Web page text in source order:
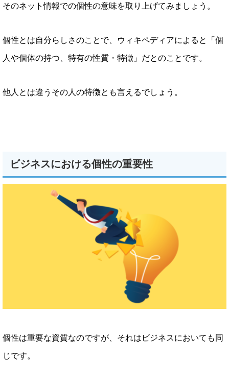
そのネット情報での個性の意味を取り上げてみましょう。
個性とは自分らしさのことで、ウィキペディアによると「個
人や個体の持つ、特有の性質・特徴」だとのことです。
他人とは違うその人の特徴とも言えるでしょう。
ビジネスにおける個性の重要性
個性は重要な資質なのですが、それはビジネスにおいても同
じです。